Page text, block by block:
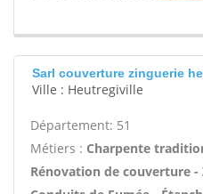
Sarl couverture zinguerie
Ville : Heutregiville
Département: 51
Métiers : Charpente
Rénovation de couverture